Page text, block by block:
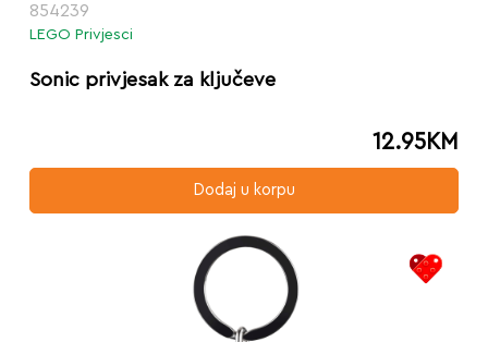
854239
LEGO Privjesci
Sonic privjesak za ključeve
12.95KM
Dodaj u korpu